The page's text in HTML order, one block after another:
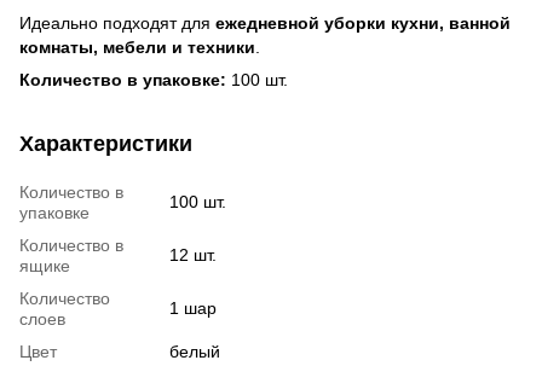
Идеально подходят для ежедневной уборки кухни, ванной
комнаты, мебели и техники
Количество в упаковке: 100 шт.
Характеристики
Количество в
упаковке
100 шт.
Количество в
ящике
12 шт.
Количество
слоев
1 шар
Цвет
белый